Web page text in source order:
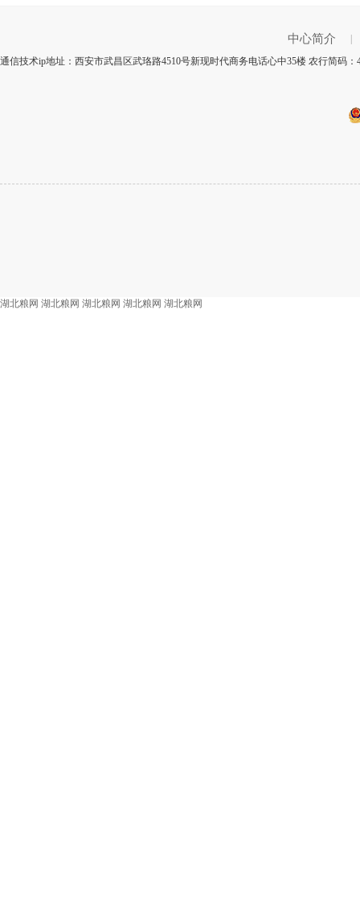
中心简介
通信技术ip地址：西安市武昌区武珞路4510号新现时代商务电话心中35楼 农行简码
湖北粮网 湖北粮网 湖北粮网 湖北粮网 湖北粮网